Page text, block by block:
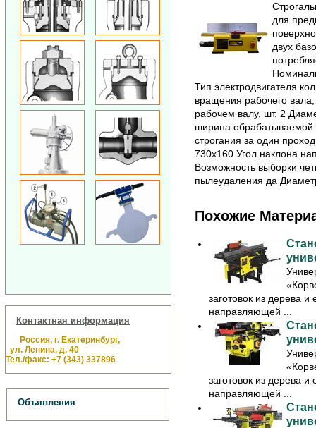
Контактная информация
Россия, г. Екатеринбург,
ул. Ленина, д. 40
Тел./факс: +7 (343) 337896
Объявления
для
двух
Тип электродвигателя
вращения рабочего
рабочем валу, шт. 2
ширина обрабатываемой
строгания за один
730х160 Угол наклона
Возможность выборки
пылеудаления да
Похожие
заготовок из дерева и
направляющей ...
заготовок из дерева и
направляющей ...